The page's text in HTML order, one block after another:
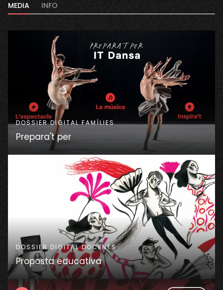
MEDIA INFO
DOSSIER DIGITAL FAMÍLIES
Prepara't per
DOSSIER DIGITAL DOCENTS
Proposta educativa